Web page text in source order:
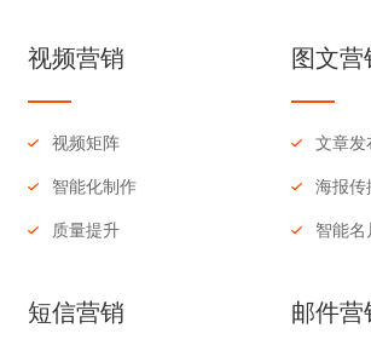
视频营销
视频矩阵
智能化制作
质量提升
图文营
文章发
海报传
智能名
短信营销 邮件营